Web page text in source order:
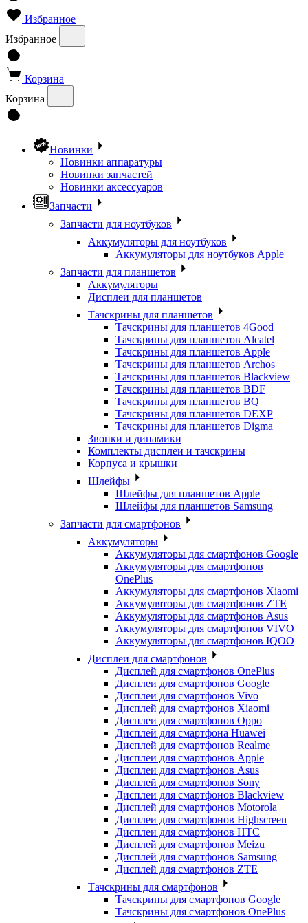
Избранное
Избранное
Корзина
Корзина
Новинки
Новинки аппаратуры
Новинки запчастей
Новинки аксессуаров
Запчасти
Запчасти для ноутбуков
Аккумуляторы для ноутбуков
Аккумуляторы для ноутбуков Apple
Запчасти для планшетов
Аккумуляторы
Дисплеи для планшетов
Тачскрины для планшетов
Тачскрины для планшетов 4Good
Тачскрины для планшетов Alcatel
Тачскрины для планшетов Apple
Тачскрины для планшетов Archos
Тачскрины для планшетов Blackview
Тачскрины для планшетов BDF
Тачскрины для планшетов BQ
Тачскрины для планшетов DEXP
Тачскрины для планшетов Digma
Звонки и динамики
Комплекты дисплеи и тачскрины
Корпуса и крышки
Шлейфы
Шлейфы для планшетов Apple
Шлейфы для планшетов Samsung
Запчасти для смартфонов
Аккумуляторы
Аккумуляторы для смартфонов Google
Аккумуляторы для смартфонов
OnePlus
Аккумуляторы для смартфонов Xiaomi
Аккумуляторы для смартфонов ZTE
Аккумуляторы для cмартфонов Asus
Аккумуляторы для смартфонов VIVO
Аккумуляторы для смартфонов IQOO
Дисплеи для смартфонов
Дисплей для смартфонов OnePlus
Дисплеи для смартфонов Google
Дисплеи для смартфонов Vivo
Дисплей для смартфонов Xiaomi
Дисплеи для смартфонов Oppo
Дисплей для смартфона Huawei
Дисплей для смартфонов Realme
Дисплеи для смартфонов Apple
Дисплеи для смартфонов Asus
Дисплей для смартфонов Sony
Дисплеи для смартфонов Blackview
Дисплей для смартфонов Motorola
Дисплеи для смартфонов Highscreen
Дисплеи для смартфонов HTC
Дисплей для смартфонов Meizu
Дисплей для смартфонов Samsung
Дисплей для смартфонов ZTE
Тачскрины для смартфонов
Тачскрины для смартфонов Google
Тачскрины для смартфонов OnePlus